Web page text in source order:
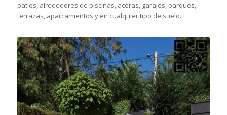
patios, alrededores de piscinas, aceras, garajes, parques,
terrazas, aparcamientos y en cualquier tipo de suelo.